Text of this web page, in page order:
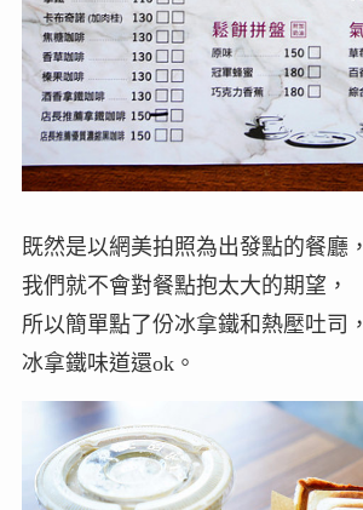
既然是以網美拍照為出發點的餐廳，
我們就不會對餐點抱太大的期望，
所以簡單點了份冰拿鐵和熱壓吐司，
冰拿鐵味道還ok。